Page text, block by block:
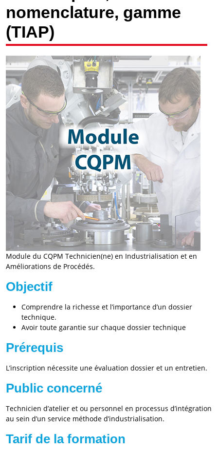
nomenclature, gamme
(TIAP)
Module du CQPM Technicien(ne) en Industrialisation et en
Améliorations de Procédés.
Objectif
Comprendre la richesse et l’importance d’un dossier
technique.
Avoir toute garantie sur chaque dossier technique
Prérequis
L’inscription nécessite une évaluation dossier et un entretien.
Public concerné
Technicien d’atelier et ou personnel en processus d’intégration
au sein d’un service méthode d’industrialisation.
Tarif de la formation